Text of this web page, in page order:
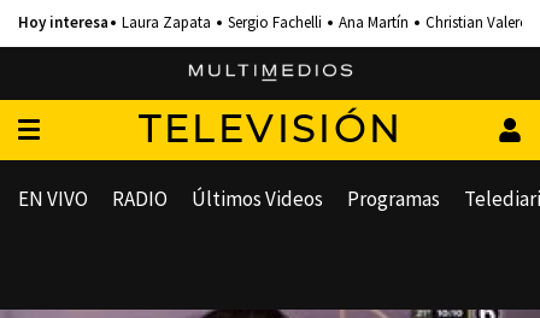
Laura Zapata Sergio Fachelli Ana Martín Christian Valero
TELEVISIÓN
EN VIVO RADIO Últimos Videos Programas